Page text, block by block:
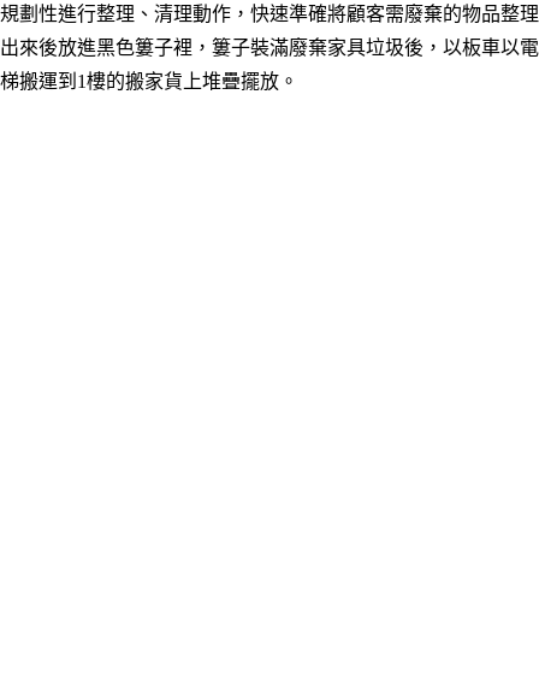
規劃性進行整理、清理動作，快速準確將顧客需廢棄的物品整理
出來後放進黑色簍子裡，簍子裝滿廢棄家具垃圾後，以板車以電
梯搬運到1樓的搬家貨上堆疊擺放。